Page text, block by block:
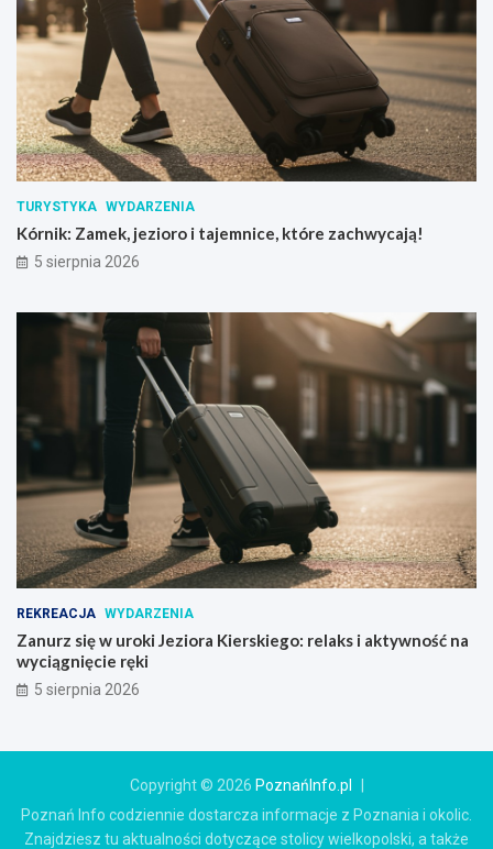
TURYSTYKA WYDARZENIA
Kórnik: Zamek, jezioro i tajemnice, które zachwycają!
5 sierpnia 2026
REKREACJA WYDARZENIA
Zanurz się w uroki Jeziora Kierskiego: relaks i aktywność na
wyciągnięcie ręki
5 sierpnia 2026
Copyright © 2026 PoznańInfo.pl
Poznań Info codziennie dostarcza informacje z Poznania i okolic.
Znajdziesz tu aktualności dotyczące stolicy wielkopolski, a także